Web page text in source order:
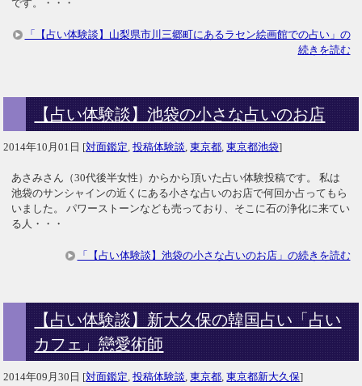
です。・・・
「【占い体験談】山梨県市川三郷町にあるラセン絵画館での占い」の
続きを読む
【占い体験談】池袋の小さな占いのお店
2014年10月01日 [対面鑑定 ,投稿体験談 ,東京都 ,東京都池袋]
あさみさん（30代後半女性）からから頂いた占い体験投稿です。 私は
池袋のサンシャインの近くにある小さな占いのお店で何回か占ってもら
いました。 パワーストーンなども売っており、そこに石の浄化に来てい
る人・・・
「【占い体験談】池袋の小さな占いのお店」の続きを読む
【占い体験談】新大久保の韓国占い「占い
カフェ」戀愛術師
2014年09月30日 [対面鑑定 ,投稿体験談 ,東京都 ,東京都新大久保]